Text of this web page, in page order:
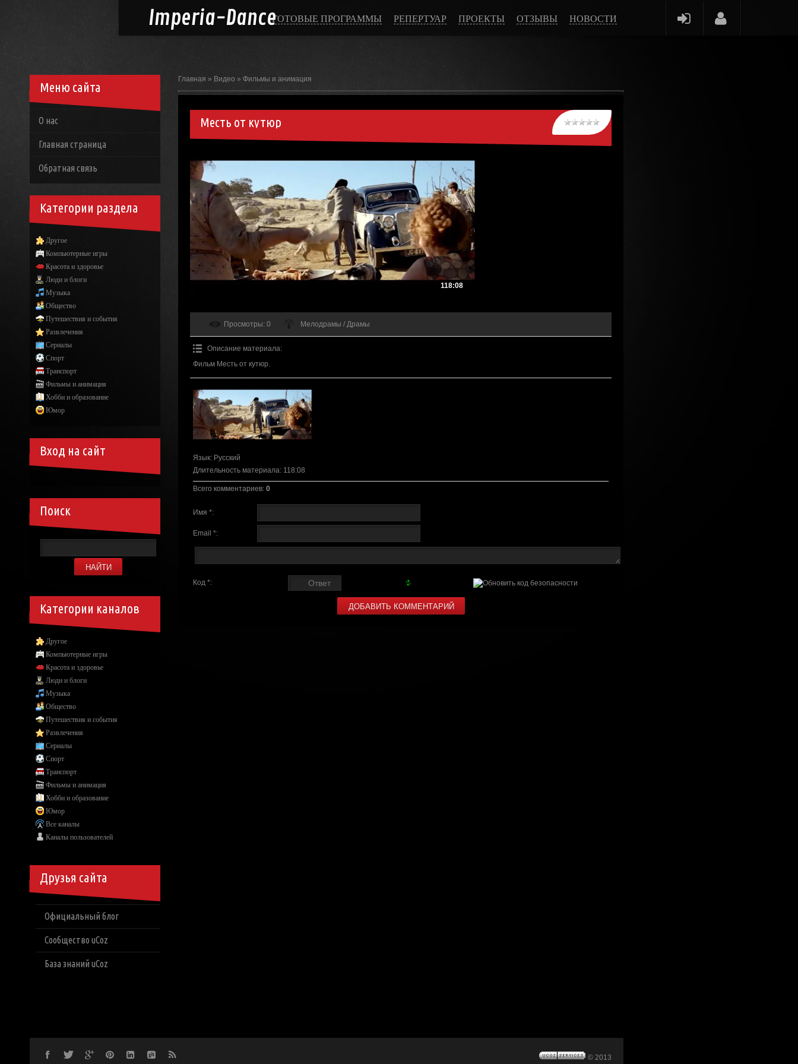
Imperia-DanceГОТОВЫЕ ПРОГРАММЫ РЕПЕРТУАР ПРОЕКТЫ ОТЗЫВЫ НОВОСТИ
Главная » Видео » Фильмы и анимация
Месть от кутюр
118:08
Просмотры: 0 Мелодрамы / Драмы
Описание материала:
Фильм Месть от кутюр.
Язык: Русский
Длительность материала: 118:08
Всего комментариев: 0
Имя *:
Email *:
Код *:
Меню сайта
О нас
Главная страница
Обратная связь
Категории раздела
Другое
Компьютерные игры
Красота и здоровье
Люди и блоги
Музыка
Общество
Путешествия и события
Развлечения
Сериалы
Спорт
Транспорт
Фильмы и анимация
Хобби и образование
Юмор
Вход на сайт
Поиск
Категории каналов
Другое
Компьютерные игры
Красота и здоровье
Люди и блоги
Музыка
Общество
Путешествия и события
Развлечения
Сериалы
Спорт
Транспорт
Фильмы и анимация
Хобби и образование
Юмор
Все каналы
Каналы пользователей
Друзья сайта
Официальный блог
Сообщество uCoz
База знаний uCoz
© 2013